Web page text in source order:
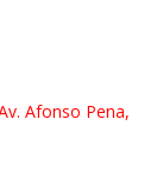
Afonso Pena,